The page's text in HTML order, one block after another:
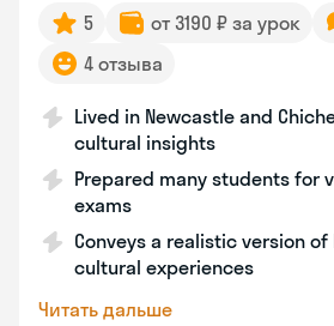
5 от 3190 ₽ за урок
4 отзыва
Lived in Newcastle and
cultural insights
Prepared many students for
exams
Conveys a realistic version
cultural experiences
Читать дальше